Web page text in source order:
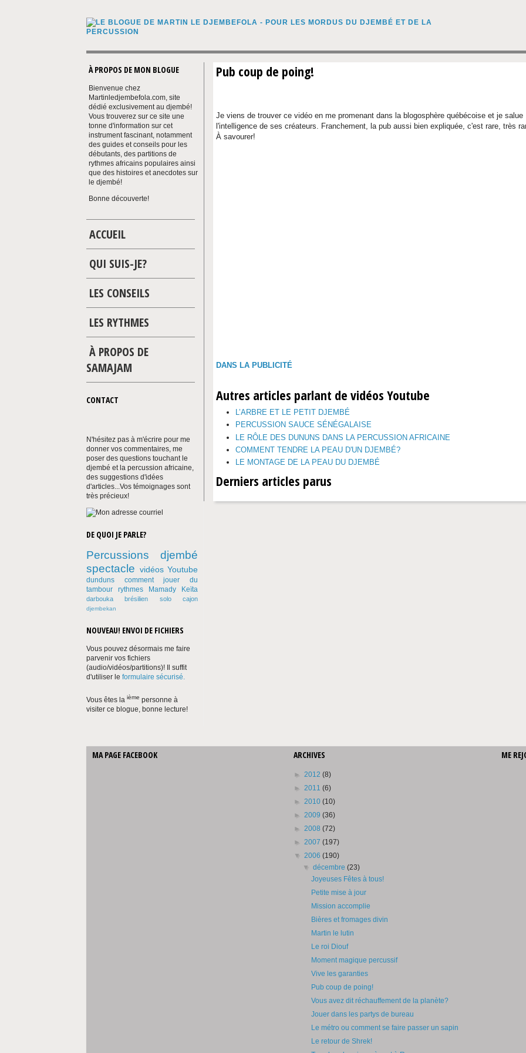
Pub coup de poing!
Je viens de trouver ce vidéo en me promenant dans la blogosphère québécoise et je salue
l'intelligence de ses créateurs. Franchement, la pub aussi bien expliquée, c'est rare, très
À savourer!
DANS LA PUBLICITÉ
Autres articles parlant de vidéos Youtube
L’ARBRE ET LE PETIT DJEMBÉ
PERCUSSION SAUCE SÉNÉGALAISE
LE RÔLE DES DUNUNS DANS LA PERCUSSION AFRICAINE
COMMENT TENDRE LA PEAU D'UN DJEMBÉ?
LE MONTAGE DE LA PEAU DU DJEMBÉ
Derniers articles parus
À PROPOS DE MON BLOGUE
Bienvenue chez
Martinledjembefola.com, site
dédié exclusivement au djembé!
Vous trouverez sur ce site une
tonne d'information sur cet
instrument fascinant, notamment
des guides et conseils pour les
débutants, des partitions de
rythmes africains populaires ainsi
que des histoires et anecdotes sur
le djembé!
Bonne découverte!
ACCUEIL
QUI SUIS-JE?
LES CONSEILS
LES RYTHMES
À PROPOS DE
SAMAJAM
CONTACT
N'hésitez pas à m'écrire pour me
donner vos commentaires, me
poser des questions touchant le
djembé et la percussion africaine,
des suggestions d'idées
d'articles...Vos témoignages sont
très précieux!
DE QUOI JE PARLE?
Percussions
djembé
spectacle vidéos Youtube
dunduns
comment jouer du
tambour
rythmes Mamady Keïta
darbouka brésilien solo cajon
djembekan
NOUVEAU! ENVOI DE FICHIERS
Vous pouvez désormais me faire
parvenir vos fichiers
(audio/vidéos/partitions)! Il suffit
d'utiliser le formulaire sécurisé.
Vous êtes la ième personne à
visiter ce blogue, bonne lecture!
MA PAGE FACEBOOK ARCHIVES
►2012(8)
►2011(6)
►2010(10)
►2009(36)
►2008(72)
►2007(197)
▼2006(190)
▼ décembre (23)
Joyeuses Fêtes à tous!
Petite mise à jour
Mission accomplie
Bières et fromages divin
Martin le lutin
Le roi Diouf
Moment magique percussif
Vive les garanties
Pub coup de poing!
Vous avez dit réchauffement de la planète?
Jouer dans les partys de bureau
Le métro ou comment se faire passer un sapin
Le retour de Shrek!
ME